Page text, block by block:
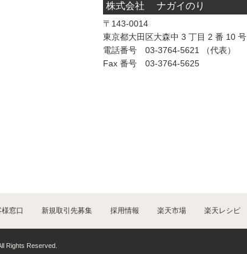
株式会社 ナガイのり
〒143-0014
東京都大田区大森中 3 丁目 2 番 10 号
電話番号 03-3764-5621 （代表）
Fax 番号 03-3764-5625
様窓口 新規取引先募集 採用情報 楽天市場 楽天レシピ
Rights Reserved.